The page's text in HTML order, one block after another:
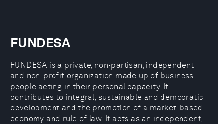
FUNDESA
FUNDESA is a private, non-partisan, independent
and non-profit organization made up of business
people acting in their personal capacity. It
contributes to integral, sustainable and democratic
development and the promotion of a market-based
economy and rule of law. It acts as an independent,